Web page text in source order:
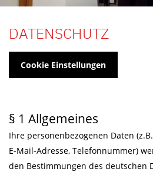
DATENSCHUTZ
Cookie Einstellungen
§ 1 Allgemeines
Ihre personenbezogenen Daten
E-Mail-Adresse, Telefonnummer)
den Bestimmungen des deutschen